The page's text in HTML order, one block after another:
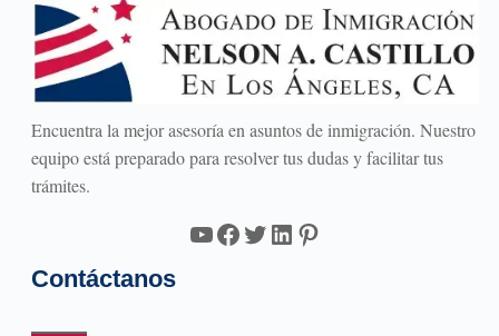
Encuentra la mejor asesoría en asuntos de inmigración. Nuestro
equipo está preparado para resolver tus dudas y facilitar tus
trámites.
YouTube
Facebook
Twitter
LinkedIn
Pinterest
Contáctanos